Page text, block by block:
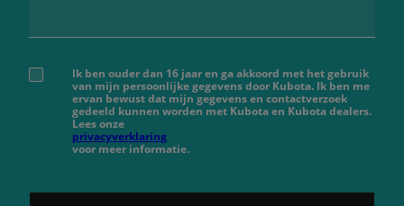
Ik ben ouder dan 16 jaar en ga akkoord met het gebruik
van mijn persoonlijke gegevens door Kubota. Ik ben me
ervan bewust dat mijn gegevens en contactverzoek
gedeeld kunnen worden met Kubota en Kubota dealers.
Lees onze
privacyverklaring
voor meer informatie.